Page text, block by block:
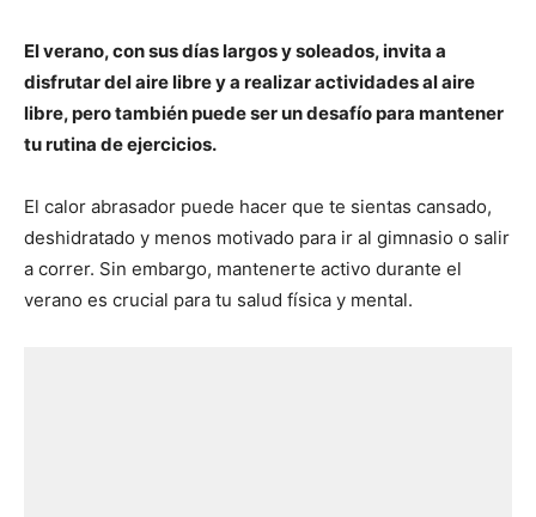
El verano, con sus días largos y soleados, invita a
disfrutar del aire libre y a realizar actividades al aire
libre, pero también puede ser un desafío para mantener
tu rutina de ejercicios.
El calor abrasador puede hacer que te sientas cansado,
deshidratado y menos motivado para ir al gimnasio o salir
a correr. Sin embargo, mantenerte activo durante el
verano es crucial para tu salud física y mental.